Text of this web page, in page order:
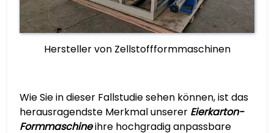
Hersteller von Zellstoffformmaschinen
Wie Sie in dieser Fallstudie sehen können, ist das
herausragendste Merkmal unserer Eierkarton-
Formmaschineihre hochgradig anpassbare